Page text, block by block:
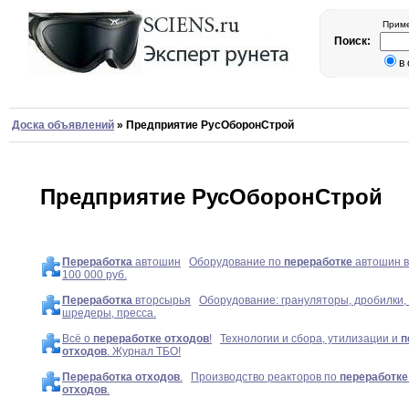
Поиск:
в
Доска объявлений » Предприятие РусОборонСтрой
Предприятие РусОборонСтрой
Переработка автошин Оборудование по переработке автошин
100 000 руб.
Переработка вторсырья
Оборудование: грануляторы,
шредеры, пресса.
Всё о переработке отходов! Технологии и сбора, утилизации и
отходов. Журнал ТБО!
Переработка отходов. Производство реакторов по переработке
отходов.